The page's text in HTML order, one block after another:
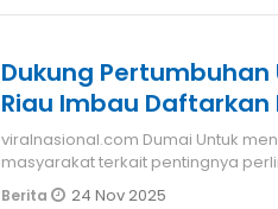
Dukung Pertumbuhan
Riau Imbau
viralnasional.com Dumai Untuk meningkatkan pemahaman
masyarakat terkait pentingnya
Kementerian Hukum Riau
Berita 24 Nov 2025